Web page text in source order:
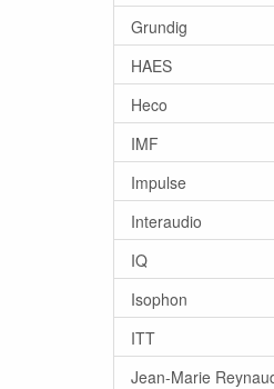
Grundig
HAES
Heco
IMF
Impulse
Interaudio
IQ
Isophon
ITT
Jean-Marie